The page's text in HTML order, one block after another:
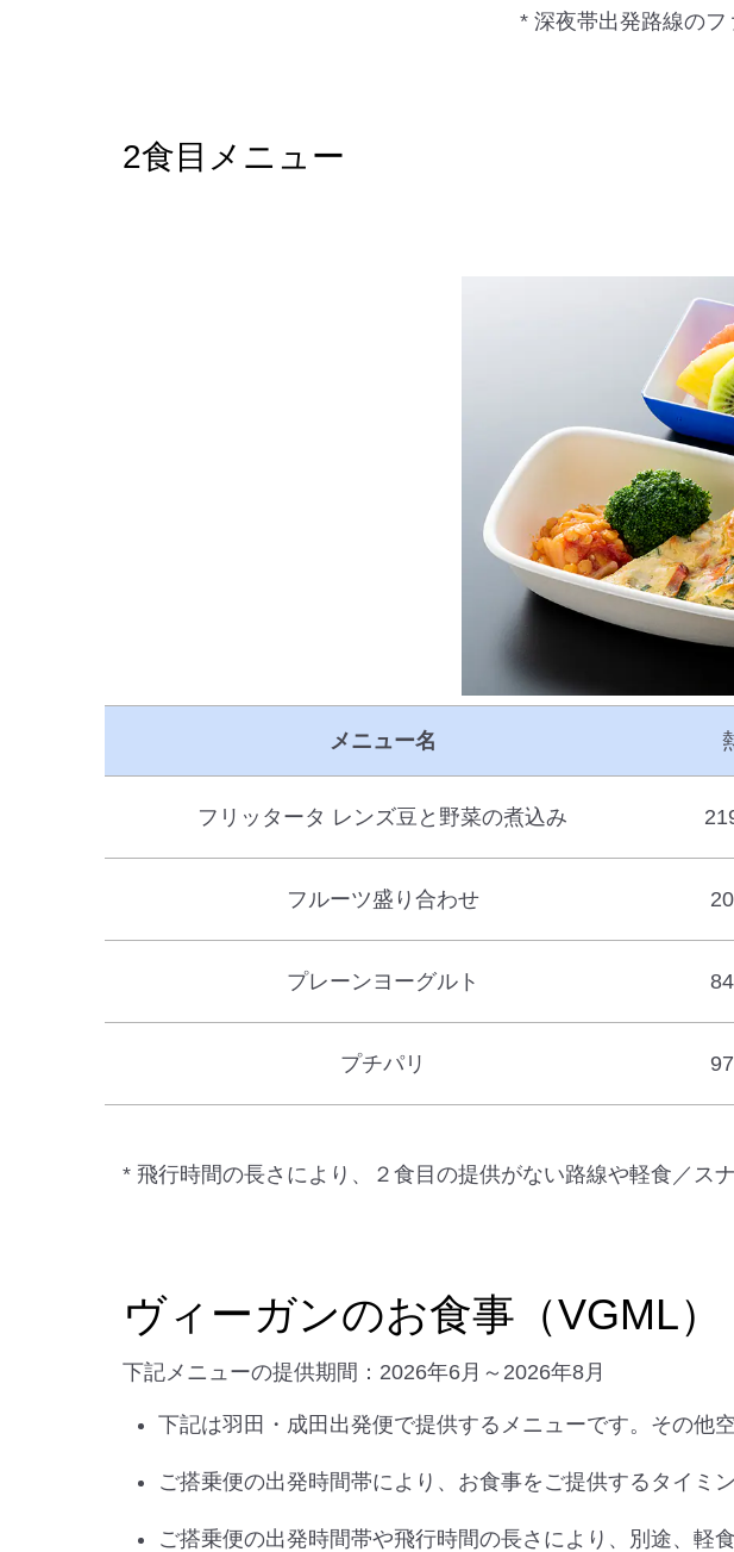
* 深夜帯出発路線のフ
2食目メニュー
メニュー名
フリッタータ レンズ豆と野菜の煮込み
フルーツ盛り合わせ
プレーンヨーグルト
プチパリ
* 飛行時間の長さにより、２食目の提供がない路線や軽食／ス
ヴィーガンのお食事（VGML）
下記メニューの提供期間：2026年6月～2026年8月
下記は羽田・成田出発便で提供するメニューです。その他
ご搭乗便の出発時間帯により、お食事をご提供するタイミ
ご搭乗便の出発時間帯や飛行時間の長さにより、別途、軽